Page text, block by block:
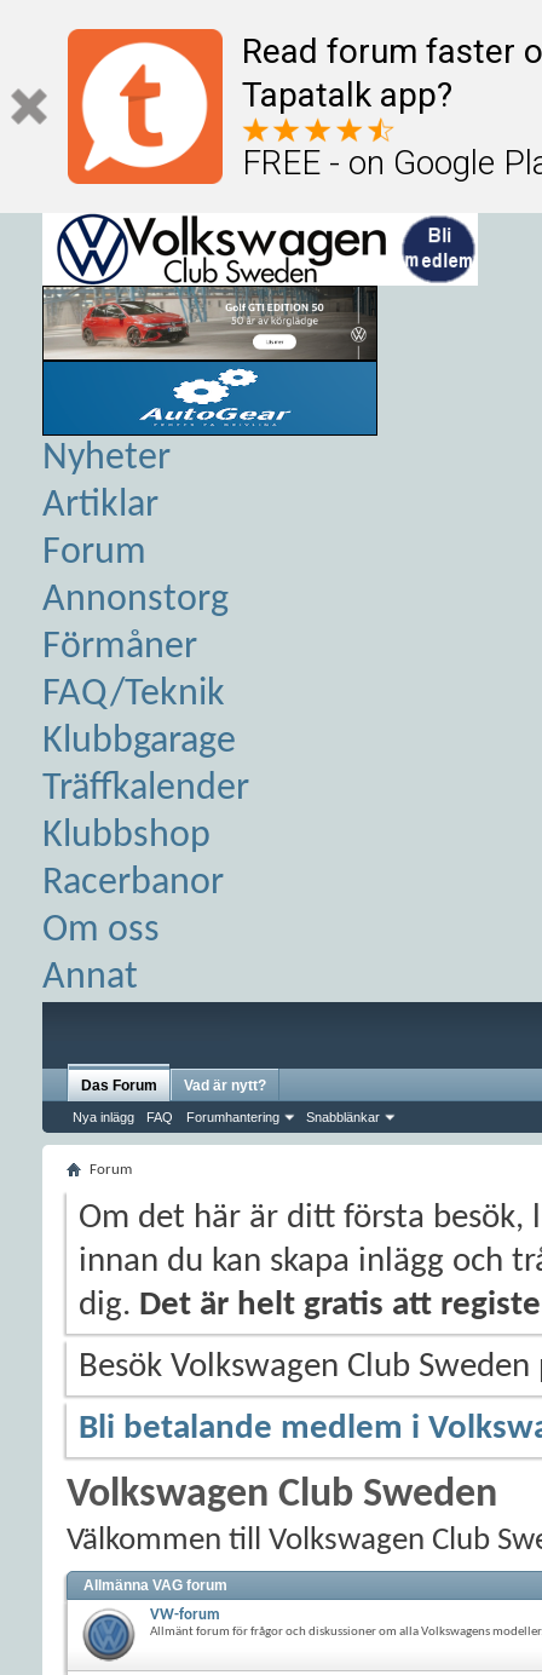
Read forum faster
Tapatalk app?
FREE - on Google
Nyheter
Artiklar
Forum
Annonstorg
Förmåner
FAQ/Teknik
Klubbgarage
Träffkalender
Klubbshop
Racerbanor
Om oss
Annat
Das Forum
Nya inlägg FAQ Forumhantering Snabblänkar
Vad är nytt?
Forum
Om det här är ditt första besök,
innan du kan skapa inlägg och
dig. Det är helt gratis att
Besök Volkswagen Club
Bli betalande medlem i
Volkswagen Club Sweden
Välkommen till Volkswagen Club
Allmänna VAG forum
VW-forum
Allmänt forum för frågor och diskussioner om alla Volkswagens